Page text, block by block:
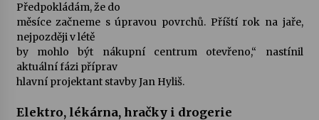
Votavžatský ploty
Letní koncerty ve Stromovce: Rufus Miller
Předpokládám, že do
měsíce začneme s úpravou povrchů. Příští rok na jaře,
nejpozději v létě
by mohlo být nákupní centrum otevřeno,“ nastínil
aktuální fázi příprav
hlavní projektant stavby Jan Hyliš.
Elektro, lékárna, hračky i drogerie